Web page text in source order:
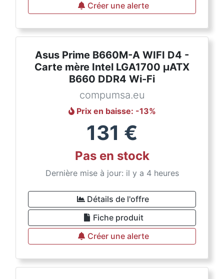
Créer une alerte
Asus Prime B660M-A WIFI D4 -
Carte mère Intel LGA1700 µATX
B660 DDR4 Wi-Fi
compumsa.eu
Prix en baisse: -13%
131 €
Pas en stock
Dernière mise à jour: il y a 4 heures
Détails de l'offre
Fiche produit
Créer une alerte